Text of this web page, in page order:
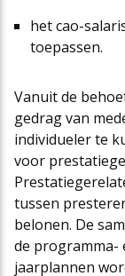
het cao-
toepassen.
Vanuit de
gedrag van
individueler te
voor
tussen
belonen. De
de programma-
jaarplannen